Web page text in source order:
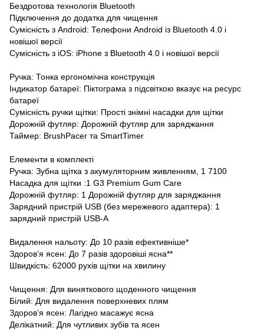
Бездротова технологія Bluetooth
Підключення до додатка для чищення
Сумісність з Android: Телефони Android із Bluetooth 4.0 і
новішої версії
Сумісність з iOS: iPhone з Bluetooth 4.0 і новішої версії
Ручка: Тонка ергономічна конструкція
Індикатор батареї: Піктограма з підсвіткою вказує на ресурс
батареї
Сумісність ручки щітки: Прості знімні насадки для щітки
Дорожній футляр: Дорожній футляр для заряджання
Таймер: BrushPacer та SmartTimer
Елементи в комплекті
Ручка: Зубна щітка з акумуляторним живленням, 1 7100
Насадка для щітки :1 G3 Premium Gum Care
Дорожній футляр: 1 Дорожній футляр для заряджання
Зарядний пристрій USB (без мережевого адаптера): 1
зарядний пристрій USB-A
Видалення нальоту: До 10 разів ефективніше*
Здоров’я ясен: До 7 разів здоровіші ясна**
Швидкість: 62000 рухів щітки на хвилину
Чищення: Для виняткового щоденного чищення
Білий: Для видалення поверхневих плям
Здоров’я ясен: Лагідно масажує ясна
Делікатний: Для чутливих зубів та ясен